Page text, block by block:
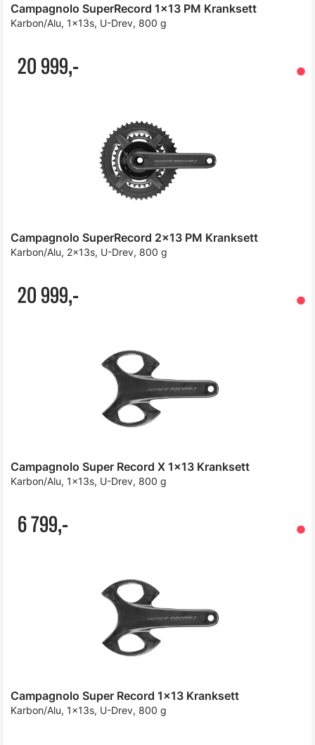
Campagnolo SuperRecord 1x13 PM Kranksett
Karbon/Alu, 1x13s, U-Drev, 800 g
20 999,-
Campagnolo SuperRecord 2x13 PM Kranksett
Karbon/Alu, 2x13s, U-Drev, 800 g
20 999,-
Campagnolo Super Record X 1x13 Kranksett
Karbon/Alu, 1x13s, U-Drev, 800 g
6 799,-
Campagnolo Super Record 1x13 Kranksett
Karbon/Alu, 1x13s, U-Drev, 800 g